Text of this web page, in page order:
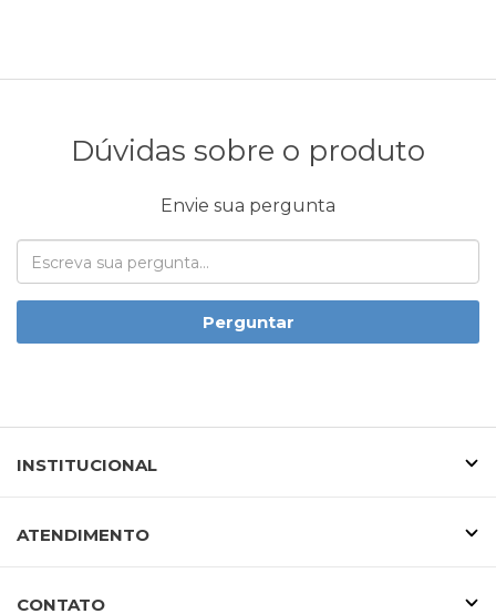
Dúvidas sobre o produto
Envie sua pergunta
Perguntar
INSTITUCIONAL
ATENDIMENTO
CONTATO